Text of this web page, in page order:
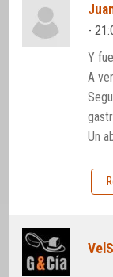
-
Y
A
Un